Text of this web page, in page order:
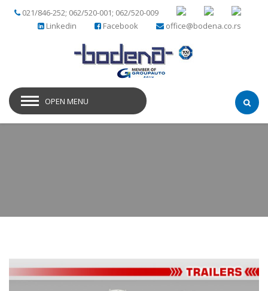
021/846-252; 062/520-001; 062/520-009
office@bodena.co.rs
Facebook
Linkedin
OPEN MENU